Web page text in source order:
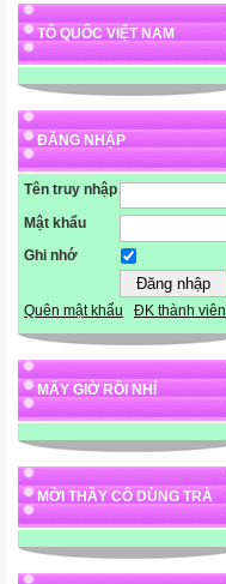
TỔ QUỐC VIỆT NAM
ĐĂNG NHẬP
Tên truy nhập
Mật khẩu
Ghi nhớ
Quên mật khẩu ĐK thành viên
MẤY GIỜ RỒI NHỈ
MỜI THẦY CÔ DÙNG TRÀ